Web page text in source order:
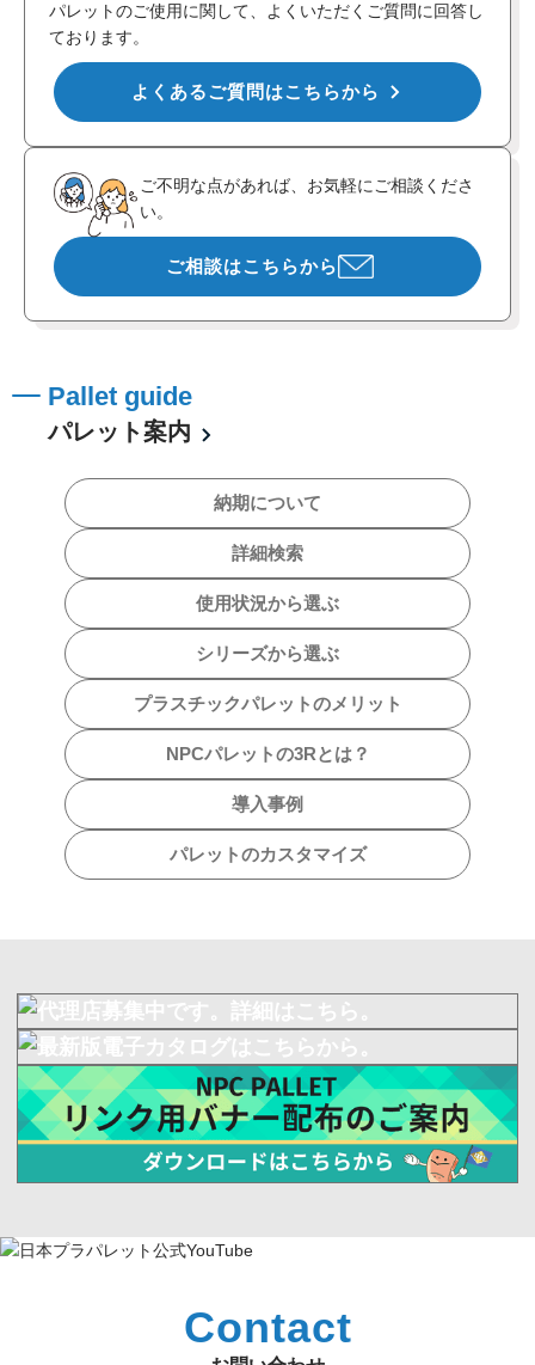
パレットのご使用に関して、よくいただくご質問に回答し
ております。
よくあるご質問はこちらから
ご不明な点があれば、お気軽にご相談くださ
い。
ご相談はこちらから
Pallet guide
パレット案内
納期について
詳細検索
使用状況から選ぶ
シリーズから選ぶ
プラスチックパレットのメリット
NPCパレットの3Rとは？
導入事例
パレットのカスタマイズ
Contact